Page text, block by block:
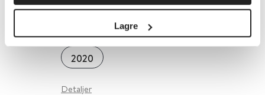
Lagre
ADHD hos voksne
2020
Detaljer